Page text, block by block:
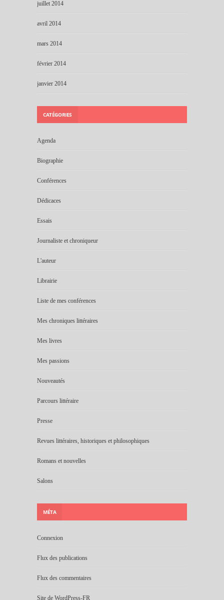
juillet 2014
avril 2014
mars 2014
février 2014
janvier 2014
CATÉGORIES
Agenda
Biographie
Conférences
Dédicaces
Essais
Journaliste et chroniqueur
L'auteur
Librairie
Liste de mes conférences
Mes chroniques littéraires
Mes livres
Mes passions
Nouveautés
Parcours littéraire
Presse
Revues littéraires, historiques et philosophiques
Romans et nouvelles
Salons
MÉTA
Connexion
Flux des publications
Flux des commentaires
Site de WordPress-FR